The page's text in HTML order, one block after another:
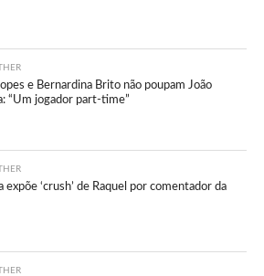
e Bernardina Brito não poupam João
“Um jogador part-time”
expõe ‘crush’ de Raquel por comentador da